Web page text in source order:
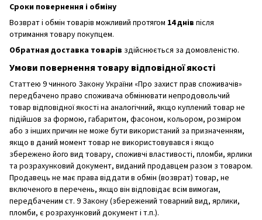
Сроки повернення і обміну
Возврат і обмін товарів можливий протягом 14 днів після
отримання товару покупцем.
Обратная доставка товарів здійснюється за домовленістю.
Умови повернення товару відповідної якості
Статтею 9 чинного Закону України «Про захист прав споживачів»
передбачено право споживача обмінювати непродовольчий
товар відповідної якості на аналогічний, якщо куплений товар не
підійшов за формою, габаритом, фасоном, кольором, розміром
або з інших причин не може бути використаний за призначенням,
якщо в даний момент товар не використовувався і якщо
збережено його вид товару, споживчі властивості, пломби, ярлики
та розрахунковий документ, виданий продавцем разом з товаром.
Продавець не має права віддати в обмін (возврат) товар, не
включеного в перечень, якщо він відповідає всім вимогам,
передбаченим ст. 9 Закону (збережений товарний вид, ярлики,
пломби, є розрахунковий документ і т.п.).